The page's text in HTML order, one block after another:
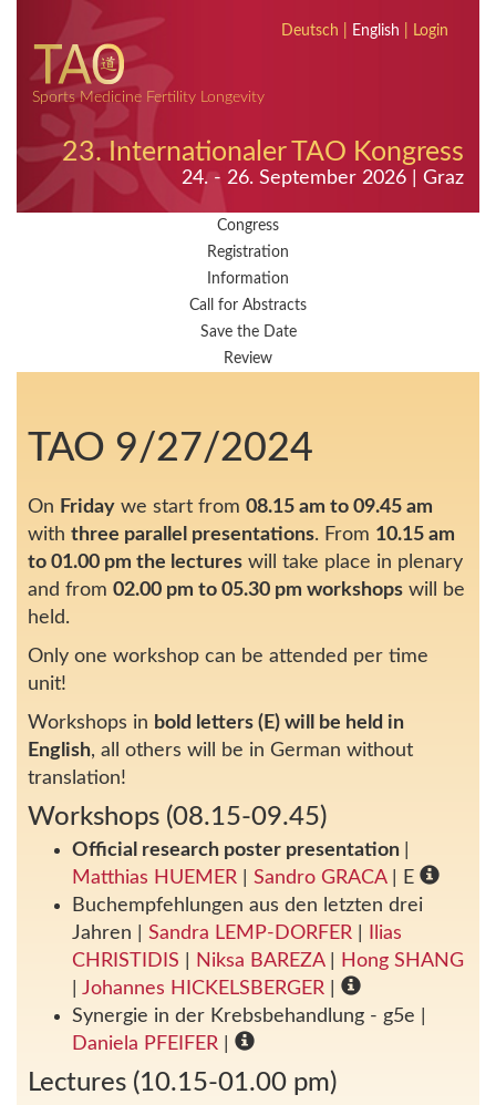
Deutsch English Login
Sports Medicine Fertility Longevity
23. Internationaler TAO Kongress
24. - 26. September 2026 | Graz
Congress
Registration
Information
Call for Abstracts
Save the Date
Review
TAO 9/27/2024
On Friday we start from 08.15 am to 09.45 am
with three parallel presentations. From 10.15 am
to 01.00 pm the lectures will take place in plenary
and from 02.00 pm to 05.30 pm workshops will be
held.
Only one workshop can be attended per time
unit!
Workshops in bold letters (E) will be held in
English, all others will be in German without
translation!
Workshops (08.15-09.45)
Official research poster presentation
Matthias HUEMER
Sandro GRACA| E
Buchempfehlungen aus den letzten drei
Jahren
Sandra LEMP-DORFER
Ilias
CHRISTIDIS
Niksa BAREZA|
Hong SHANG
Johannes HICKELSBERGER
Synergie in der Krebsbehandlung - g5e
Daniela PFEIFER
Lectures (10.15-01.00 pm)